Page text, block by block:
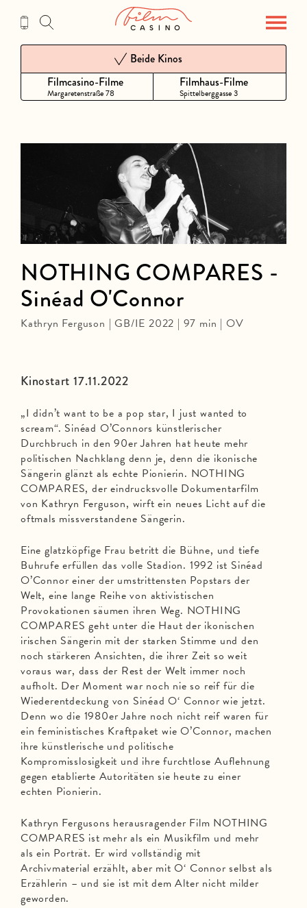
Inhalt
Filmcasino-Filme
Margaretenstraße 78
Beide Kinos
Filmhaus-Filme
Spittelberggasse 3
Kinostart 17.11.2022
„I didn’t want to be a pop star, I just wanted to
scream“. Sinéad O’Connors künstlerischer
Durchbruch in den 90er Jahren hat heute mehr
politischen Nachklang denn je, denn die ikonische
Sängerin glänzt als echte Pionierin. NOTHING
COMPARES, der eindrucksvolle Dokumentarfilm
von Kathryn Ferguson, wirft ein neues Licht auf die
oftmals missverstandene Sängerin.
Eine glatzköpfige Frau betritt die Bühne, und tiefe
Buhrufe erfüllen das volle Stadion. 1992 ist Sinéad
O’Connor einer der umstrittensten Popstars der
Welt, eine lange Reihe von aktivistischen
Provokationen säumen ihren Weg. NOTHING
COMPARES geht unter die Haut der ikonischen
irischen Sängerin mit der starken Stimme und den
noch stärkeren Ansichten, die ihrer Zeit so weit
voraus war, dass der Rest der Welt immer noch
aufholt. Der Moment war noch nie so reif für die
Wiederentdeckung von Sinéad O‘ Connor wie jetzt.
Denn wo die 1980er Jahre noch nicht reif waren für
ein feministisches Kraftpaket wie O’Connor, machen
ihre künstlerische und politische
Kompromisslosigkeit und ihre furchtlose Auflehnung
gegen etablierte Autoritäten sie heute zu einer
echten Pionierin.
Kathryn Fergusons herausragender Film NOTHING
COMPARES ist mehr als ein Musikfilm und mehr
als ein Porträt. Er wird vollständig mit
Archivmaterial erzählt, aber mit O‘ Connor selbst als
Erzählerin – und sie ist mit dem Alter nicht milder
geworden.
NOTHING COMPARES -
Sinéad O'Connor
Kathryn Ferguson | GB/IE 2022 | 97 min | OV